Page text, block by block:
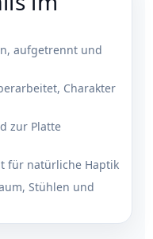
aufgetrennt und
Charakter
zur Platte
für natürliche Haptik
Stühlen und